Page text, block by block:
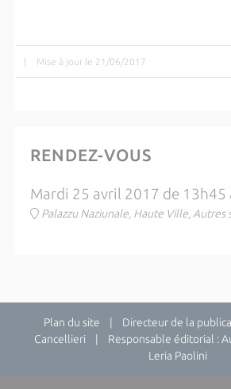
| Mise à jour le 21/06/2017
RENDEZ-VOUS
Mardi 25 avril 2017 de 13h45
Palazzu Naziunale, Haute Ville, Autres
Plan du site | Directeur de la
Cancellieri | Responsable éditorial :
Leria Paolini